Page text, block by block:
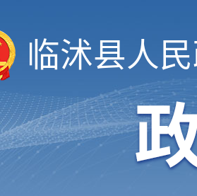
临沭县人